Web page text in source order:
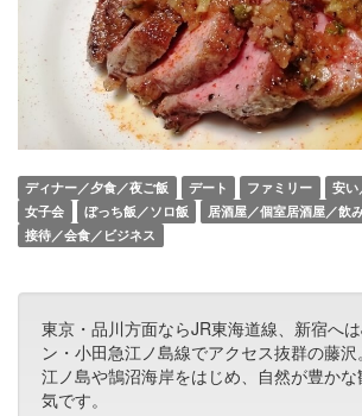
ディナー／夕食／夜ご飯 デート ファミリー
安い
女子会
ぼっち飯／ソロ飯
居酒屋／個室居酒屋／飲
接待／会食／ビジネス
東京・品川方面ならJR東海道線、新宿へ
ン・小田急江ノ島線でアクセス抜群の藤沢。
江ノ島や鵠沼海岸をはじめ、自然が豊か
気です。